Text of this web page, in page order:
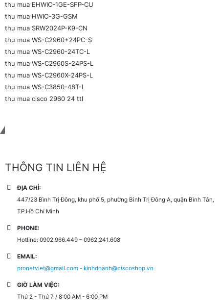
thu mua EHWIC-1GE-SFP-CU
thu mua HWIC-3G-GSM
thu mua SRW2024P-K9-CN
thu mua WS-C2960+24PC-S
thu mua WS-C2960-24TC-L
thu mua WS-C2960S-24PS-L
thu mua WS-C2960X-24PS-L
thu mua WS-C3850-48T-L
thu mua cisco 2960 24 ttl
THÔNG TIN LIÊN HỆ
ĐỊA CHỈ:
447/23 Bình Trị Đông, khu phố 5, phường Bình Trị Đông A, quận Bình Tân,
TP.Hồ Chí Minh
PHONE:
Hotline: 0902.966.449 – 0962.241.608
EMAIL:
pronetviet@gmail.com - kinhdoanh@ciscoshop.vn
GIỜ LÀM VIỆC:
Thứ 2 - Thứ 7 / 8:00 AM - 6:00 PM